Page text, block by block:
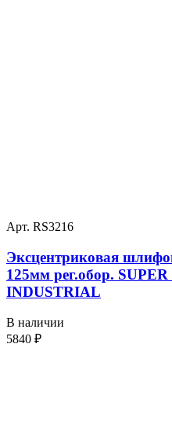
Арт. RS3216
Эксцентриковая
125мм рег.обор.
INDUSTRIAL
В наличии
5840 ₽